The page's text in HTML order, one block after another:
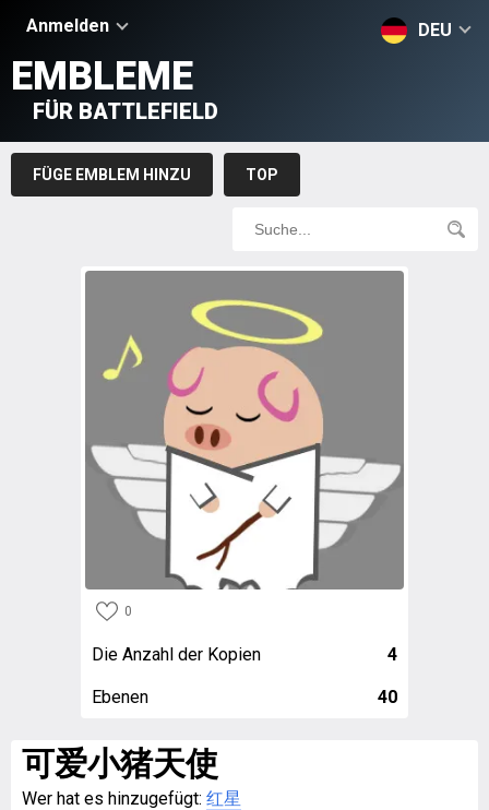
Anmelden DEU
EMBLEME
FÜR BATTLEFIELD
FÜGE EMBLEM HINZU TOP
0
Die Anzahl der Kopien 4
Ebenen 40
可爱小猪天使
Wer hat es hinzugefügt: 红星